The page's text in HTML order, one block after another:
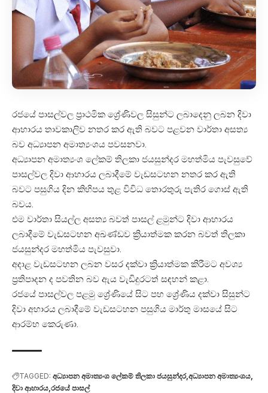
රජයේ පාසල්වල ප්‍රාථමික ශ්‍රේණිවල සිසුන්ට ලබාදෙනු ලබන දිවා
ආහාරය තාවකාලිව නතර කර ඇති බවට පළවන වාර්තා අසත්‍ය
බව අධ්‍යාපන අමාත්‍යංශය පවසනවා.
අධ්‍යාපන අමාත්‍යංශ ලේකම් තිලකා ජයසුන්දර මහත්මිය පැවසුවේ
පාසල්වල දිවා ආහාරය ලබාදීමේ වැඩසටහන නතර කර ඇති
බවට පසුගිය දින කිහිපය තුළ විවිධ තොරතුරු පැතිර ගොස් ඇති
බවය.
එම වාර්තා සියල්ල අසත්‍ය බවත් පාසල් ළමුන්ට දිවා ආහාරය
ලබාදීමේ වැඩසටහන අඛණ්ඩව ක්‍රියාත්මක කරන බවත් තිලකා
ජයසුන්දර මහත්මිය පැවසුවා.
අදාළ වැඩසටහන ලබන වසර දක්වා ක්‍රියාත්මක කිරීමට අවශ්‍ය
ප්‍රතිපාදන ද පවතින බව ඇය වැඩිදුරටත් සඳහන් කළා.
රජයේ පාසල්වල පළමු ශ්‍රේණියේ සිට පහ ශ්‍රේණිය දක්වා සිසුන්ට
දිවා අහාරය ලබාදීමේ වැඩසටහන පසුගිය මාර්තු මාසයේ සිට
ආරම්භ කෙරුණා.
TAGGED: අධ්‍යාපන අමාත්‍යංශ ලේකම් තිලකා ජයසුන්දර අධ්‍යාපන අමාත්‍යංශය
දිවා ආහාරය රජයේ පාසල්